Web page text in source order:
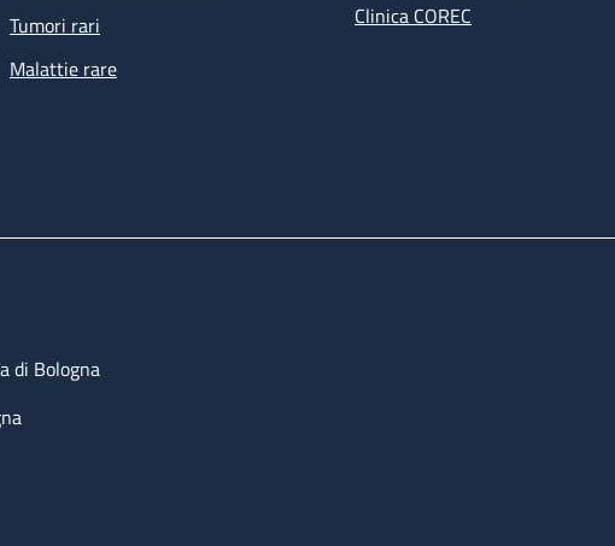
Tumori rari
Malattie rare
Clinica COREC
di Bologna